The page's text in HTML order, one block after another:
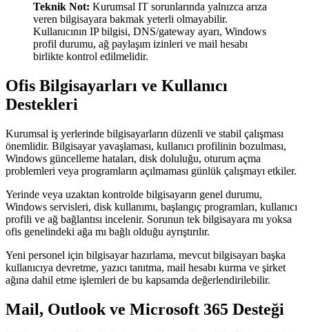
Teknik Not: Kurumsal IT sorunlarında yalnızca arıza
veren bilgisayara bakmak yeterli olmayabilir.
Kullanıcının IP bilgisi, DNS/gateway ayarı, Windows
profil durumu, ağ paylaşım izinleri ve mail hesabı
birlikte kontrol edilmelidir.
Ofis Bilgisayarları ve Kullanıcı
Destekleri
Kurumsal iş yerlerinde bilgisayarların düzenli ve stabil çalışması
önemlidir. Bilgisayar yavaşlaması, kullanıcı profilinin bozulması,
Windows güncelleme hataları, disk doluluğu, oturum açma
problemleri veya programların açılmaması günlük çalışmayı etkiler.
Yerinde veya uzaktan kontrolde bilgisayarın genel durumu,
Windows servisleri, disk kullanımı, başlangıç programları, kullanıcı
profili ve ağ bağlantısı incelenir. Sorunun tek bilgisayara mı yoksa
ofis genelindeki ağa mı bağlı olduğu ayrıştırılır.
Yeni personel için bilgisayar hazırlama, mevcut bilgisayarı başka
kullanıcıya devretme, yazıcı tanıtma, mail hesabı kurma ve şirket
ağına dahil etme işlemleri de bu kapsamda değerlendirilebilir.
Mail, Outlook ve Microsoft 365 Desteği